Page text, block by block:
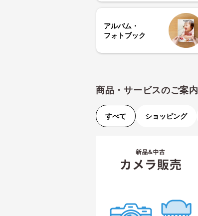
アルバム・
フォトブック
商品・サービスのご案内
すべて ショッピング